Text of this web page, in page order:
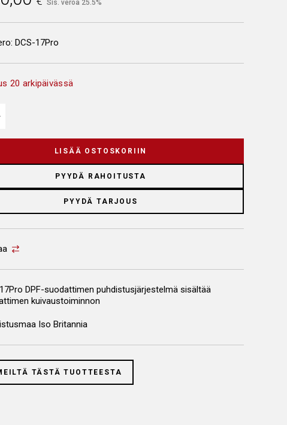
Sis. veroa 25.5%
DCS-17Pro
20 arkipäivässä
LISÄÄ OSTOSKORIIN
PYYDÄ RAHOITUSTA
PYYDÄ TARJOUS
DPF-suodattimen puhdistusjärjestelmä sisältää
kuivaustoiminnon
Iso Britannia
TÄSTÄ TUOTTEESTA